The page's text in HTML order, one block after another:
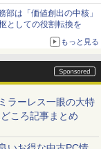
を提供開始
部は「価値創出の中核」
としての役割転換を
もっと見る
ラーレス一眼の大特
ころ記事まとめ